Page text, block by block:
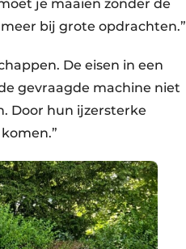
je maaien zonder de
bij grote opdrachten.”
De eisen in een
gevraagde machine niet
Door hun ijzersterke